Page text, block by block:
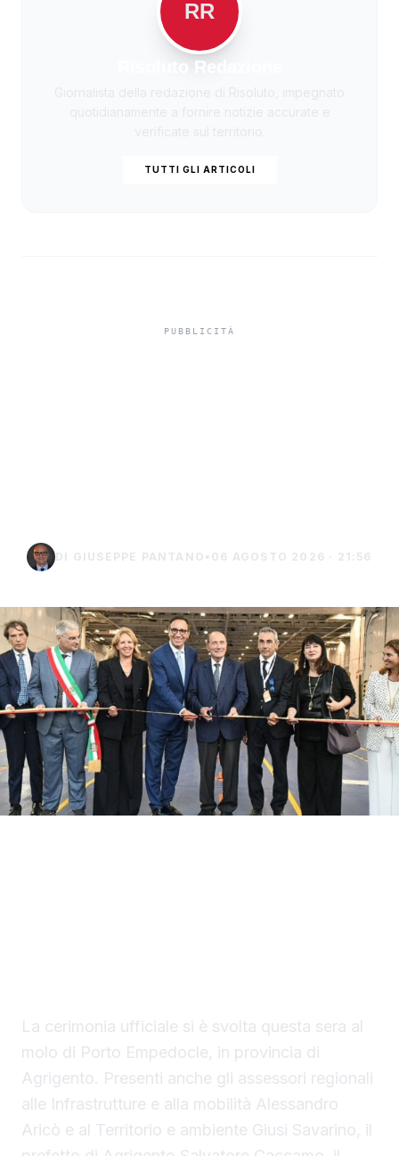
RR
Risoluto Redazione
TUTTI GLI ARTICOLI
DI GIUSEPPE PANTANO • 06 AGOSTO 2026 · 21:56
La cerimonia ufficiale si è svolta questa sera al
molo di Porto Empedocle, in provincia di
Agrigento. Presenti anche gli assessori regionali
alle Infrastrutture e alla mobilità Alessandro
Aricò e al Territorio e ambiente Giusi Savarino, il